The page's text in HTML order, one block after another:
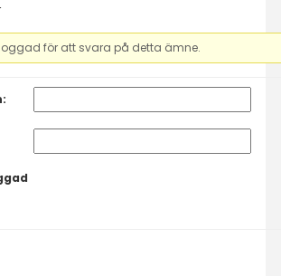
för att svara på detta ämne.